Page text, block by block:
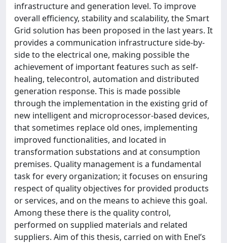
infrastructure and generation level. To improve
overall efficiency, stability and scalability, the Smart
Grid solution has been proposed in the last years. It
provides a communication infrastructure side-by-
side to the electrical one, making possible the
achievement of important features such as self-
healing, telecontrol, automation and distributed
generation response. This is made possible
through the implementation in the existing grid of
new intelligent and microprocessor-based devices,
that sometimes replace old ones, implementing
improved functionalities, and located in
transformation substations and at consumption
premises. Quality management is a fundamental
task for every organization; it focuses on ensuring
respect of quality objectives for provided products
or services, and on the means to achieve this goal.
Among these there is the quality control,
performed on supplied materials and related
suppliers. Aim of this thesis, carried on with Enel’s